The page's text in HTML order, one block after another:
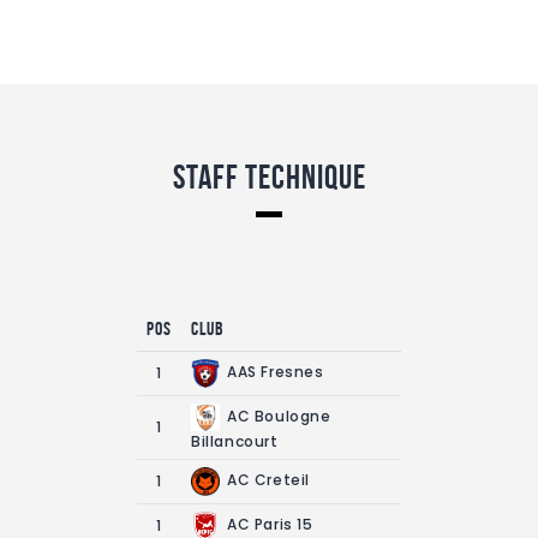
Staff Technique
Pos Club
1 AAS Fresnes
1
AC Boulogne
Billancourt
1
AC Creteil
1 AC Paris 15